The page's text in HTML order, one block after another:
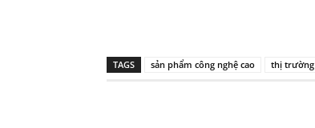
TAGS sản phẩm công nghệ cao thị trường